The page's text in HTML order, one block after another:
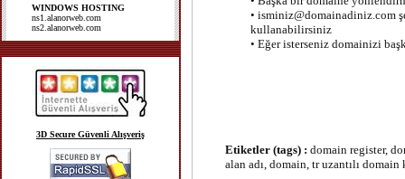
WINDOWS HOSTING
ns1.alanorweb.com
ns2.alanorweb.com
3D Secure Güvenli Alışveriş
• isminiz@domainadiniz.com
kullanabilirsiniz
• Eğer isterseniz domainizi
Etiketler (tags) : domain register,
alan adı, domain, tr uzantılı domain